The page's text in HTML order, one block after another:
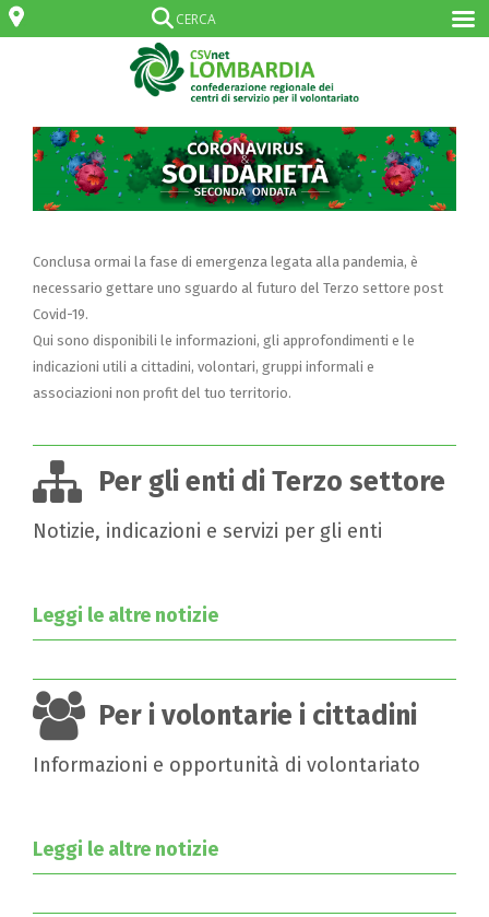
Conclusa ormai la fase di emergenza legata alla pandemia, è
necessario gettare uno sguardo al futuro del Terzo settore post
Covid-19.
Qui sono disponibili le informazioni, gli approfondimenti e le
indicazioni utili a cittadini, volontari, gruppi informali e
associazioni non profit del tuo territorio.
Per gli enti di Terzo settore
Notizie, indicazioni e servizi per gli enti
Leggi le altre notizie
Per i volontarie i cittadini
Informazioni e opportunità di volontariato
Leggi le altre notizie